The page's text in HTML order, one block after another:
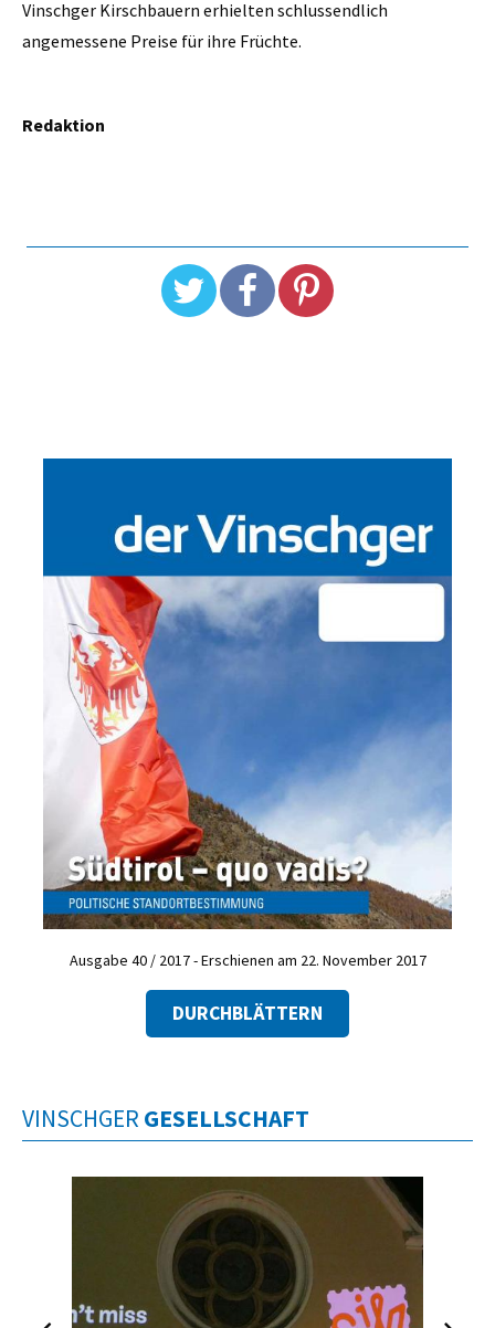
Vinschger Kirschbauern erhielten schlussendlich
angemessene Preise für ihre Früchte.
Redaktion
Ausgabe 40 / 2017 - Erschienen am 22. November 2017
DURCHBLÄTTERN
VINSCHGER GESELLSCHAFT